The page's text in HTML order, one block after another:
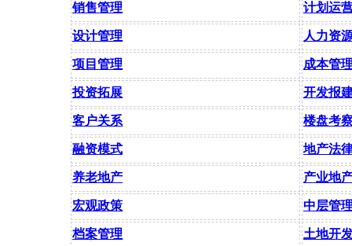
销售管理 计划运
设计管理 人力资
项目管理 成本管
投资拓展 开发报
客户关系 楼盘考
融资模式 地产法
养老地产 产业地
宏观政策 中层管
档案管理 土地开